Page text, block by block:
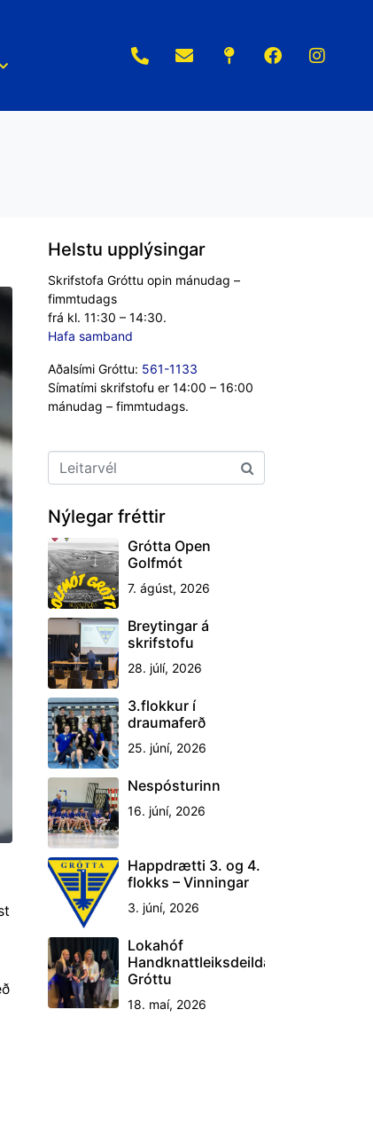
Helstu upplýsingar
Skrifstofa Gróttu opin mánudag –
fimmtudags
frá kl. 11:30 – 14:30.
Hafa samband
Aðalsími Gróttu: 561-1133
Símatími skrifstofu er 14:00 – 16:00
mánudag – fimmtudags.
Nýlegar fréttir
Grótta Open
Golfmót
7. ágúst, 2026
Breytingar á
skrifstofu
28. júlí, 2026
3.flokkur í
draumaferð
25. júní, 2026
Nespósturinn
16. júní, 2026
Happdrætti 3. og 4.
flokks – Vinningar
3. júní, 2026
Lokahóf
Handknattleiksdeildar
Gróttu
18. maí, 2026